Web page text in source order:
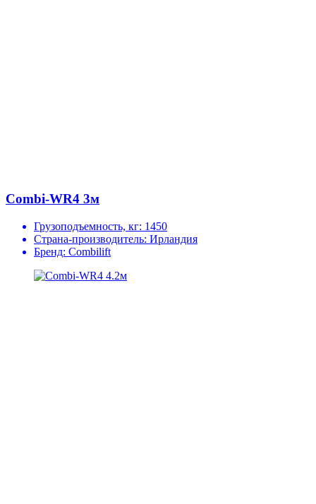
Combi-WR4 3м
Грузоподъемность, кг: 1450
Страна-производитель: Ирландия
Бренд: Combilift